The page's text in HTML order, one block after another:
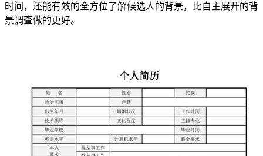
时间，还能有效的全方位了解候选人的背景，比自主展开的背
景调查做的更好。